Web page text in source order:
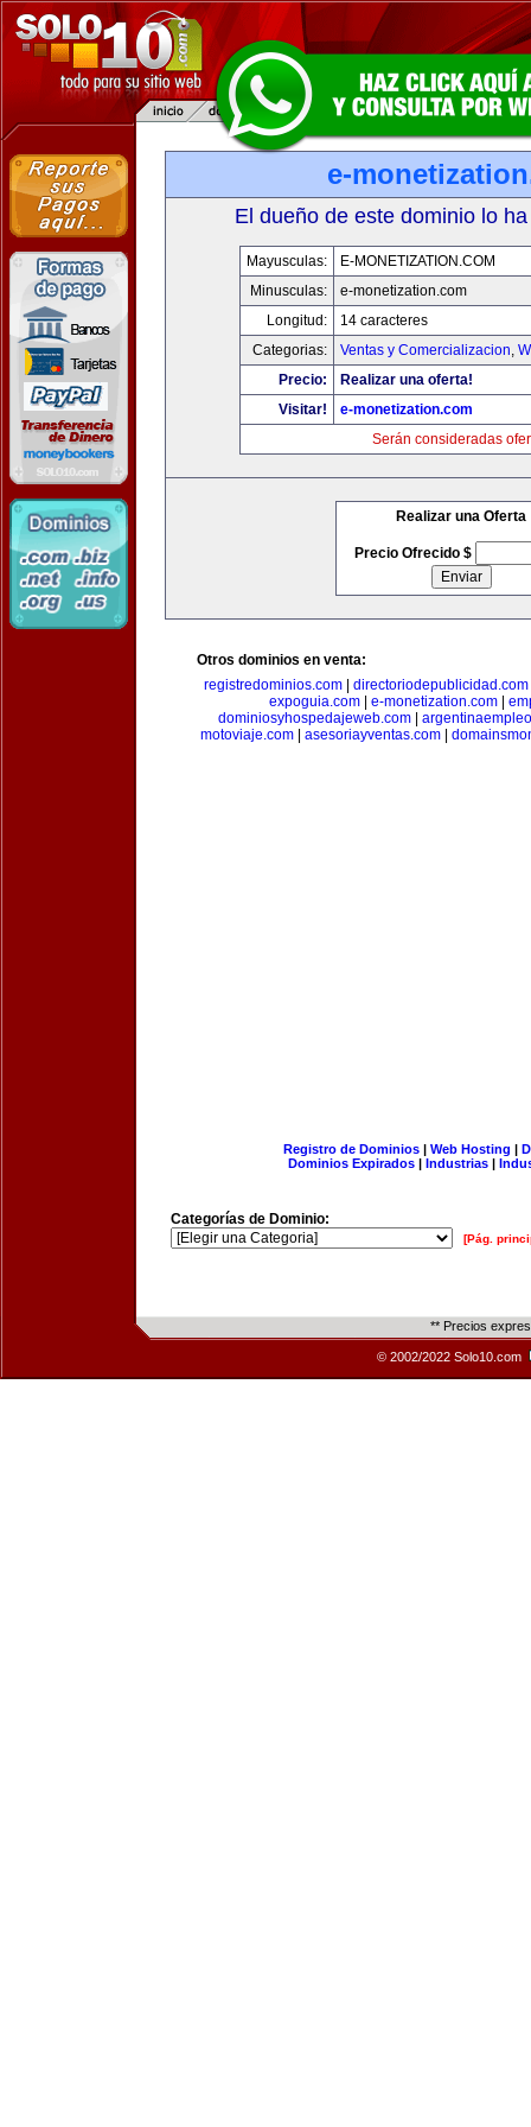
e-
El dueño de este dominio lo
Mayusculas:
E-MONETIZATION.COM
Minusculas:
e-monetization.com
Longitud:
14 caracteres
Categorias:
Ventas y Comercializacion,
Precio:
Realizar una oferta!
Visitar!
e-monetization.com
Serán consideradas
Realizar una Oferta
Precio Ofrecido $
Otros dominios en venta:
registredominios.com| directoriodepublicidad.com
expoguia.com| e-monetization.com|
dominiosyhospedajeweb.com
motoviaje.com
asesoriayventas.com
Registro de Dominios| Web Hosting |
Dominios Expirados | Industrias |
Categorías de Dominio:
[Pág.
** Precios
© 2002/2022 Solo10.com